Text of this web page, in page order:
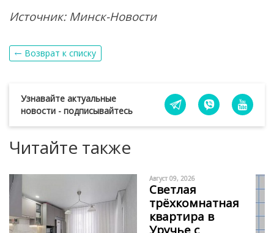
Источник: Минск-Новости
Возврат к списку
Узнавайте актуальные
новости - подписывайтесь
Читайте также
Август 09, 2026
Светлая
трёхкомнатная
квартира в
Уручье с